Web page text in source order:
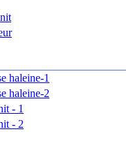
haleine-1
haleine-2
- 1
- 2